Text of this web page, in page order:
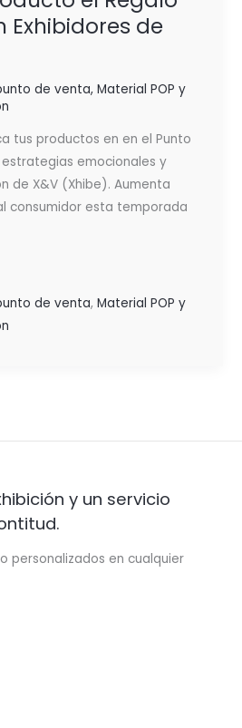
Exhibidores de
de venta, Material POP y
tus productos en en el Punto
emocionales y
de X&V (Xhibe). Aumenta
consumidor esta temporada
de venta, Material POP y
y un servicio
personalizados en cualquier